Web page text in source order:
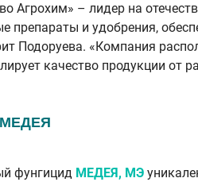
Агрохим» – лидер на
препараты и удобрения,
Подоруева. «Компания
качество продукции от
фунгицид МЕДЕЯ, МЭ